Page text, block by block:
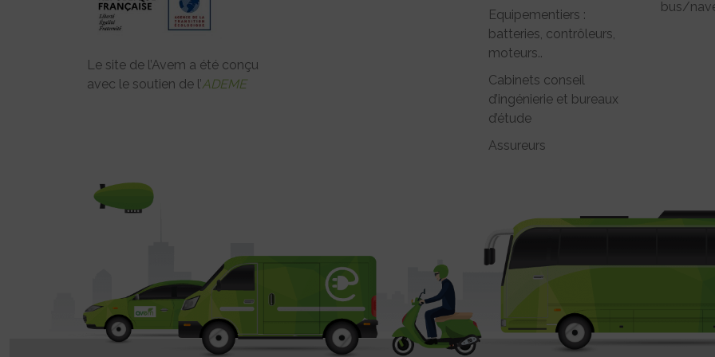
Le site de l’Avem a été conçu
avec le soutien de l’ADEME
Equipementiers :
batteries, contrôleurs,
moteurs..
Cabinets conseil
d’ingénierie et bureaux
d’étude
Assureurs
bus/